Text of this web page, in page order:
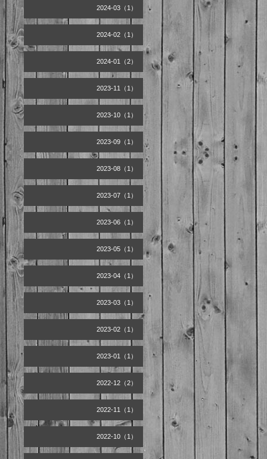
2024-03（1）
2024-02（1）
2024-01（2）
2023-11（1）
2023-10（1）
2023-09（1）
2023-08（1）
2023-07（1）
2023-06（1）
2023-05（1）
2023-04（1）
2023-03（1）
2023-02（1）
2023-01（1）
2022-12（2）
2022-11（1）
2022-10（1）